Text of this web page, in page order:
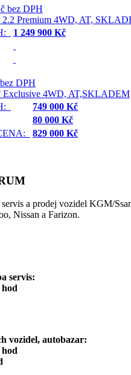
bez DPH
Premium 4WD, AT,
1 249 900 Kč
DPH
Exclusive 4WD, AT,SKLADEM
749 000 Kč
80 000 Kč
829 000 Kč
a prodej vozidel KGM/
Nissan a Farizon.
servis:
hod
vozidel, autobazar:
hod